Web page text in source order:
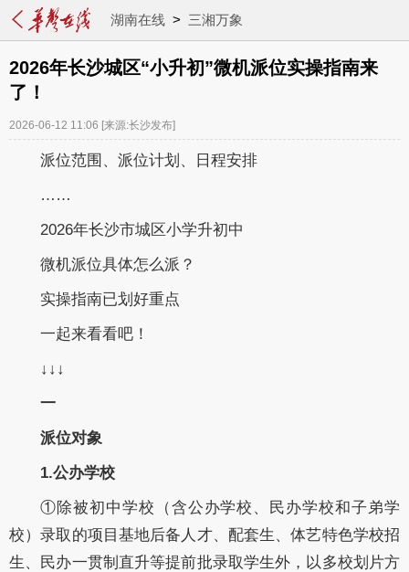
湖南在线> 三湘万象
2026年长沙城区“小升初”微机派位实操指南来
了！
2026-06-12 11:06 [来源:长沙发布]
派位范围、派位计划、日程安排
……
2026年长沙市城区小学升初中
微机派位具体怎么派？
实操指南已划好重点
一起来看看吧！
↓ ↓ ↓
一
派位对象
1.公办学校
①除被初中学校（含公办学校、民办学校和子弟学
校）录取的项目基地后备人才、配套生、体艺特色学校招
生、民办一贯制直升等提前批录取学生外，以多校划片方